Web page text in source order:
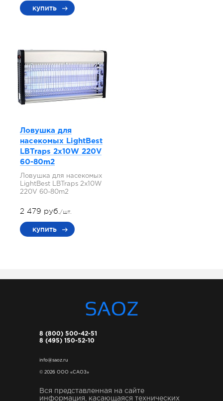
купить
Ловушка для
насекомых LightBest
LBTraps 2x10W 220V
60-80m2
Ловушка для насекомых
LightBest LBTraps 2x10W
220V 60-80m2
2 479 руб./шт.
купить
8 (800) 500-42-51
8 (495) 150-52-10
info@saoz.ru
© 2026 ООО «САОЗ»
Вся представленная на сайте
информация, касающаяся технических